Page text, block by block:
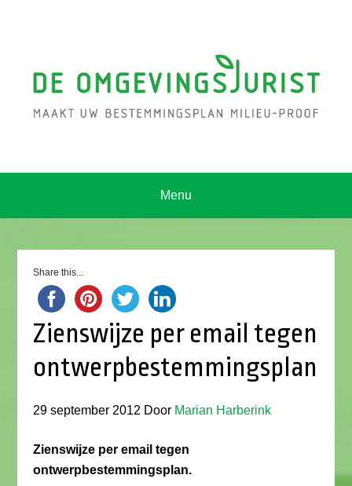
Menu
Share this...
Zienswijze per email tegen
ontwerpbestemmingsplan
29 september 2012 Door Marian Harberink
Zienswijze per email tegen
ontwerpbestemmingsplan.